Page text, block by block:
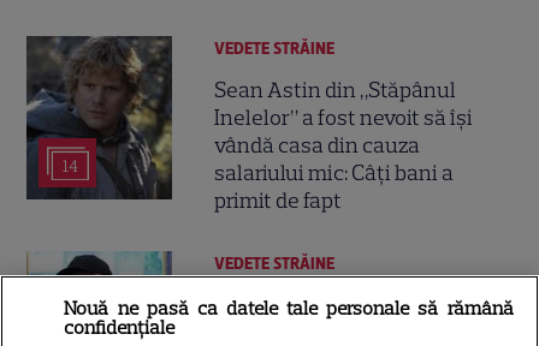
14
VEDETE STRĂINE
Sean Astin din „Stăpânul
Inelelor” a fost nevoit să își
vândă casa din cauza
salariului mic: Câți bani a
primit de fapt
VEDETE STRĂINE
Elon Musk, atac la adresa
Nouă ne pasă ca datele tale personale să rămână
confidențiale